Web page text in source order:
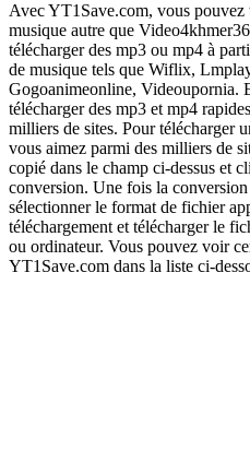
Avec YT1Save.com, vous pouvez
musique autre que
télécharger des mp3 ou mp4 à
de musique tels que Wiflix,
Gogoanimeonline, Videoupornia.
télécharger des mp3 et mp4
milliers de sites. Pour télécharger
vous aimez parmi des milliers de
copié dans le champ ci-dessus et
conversion. Une fois la
sélectionner le format de fichier
téléchargement et télécharger le
ou ordinateur. Vous pouvez voir
YT1Save.com dans la liste ci-